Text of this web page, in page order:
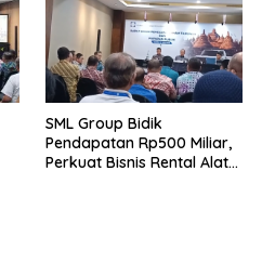
SML Group Bidik
Pendapatan Rp500 Miliar,
Perkuat Bisnis Rental Alat